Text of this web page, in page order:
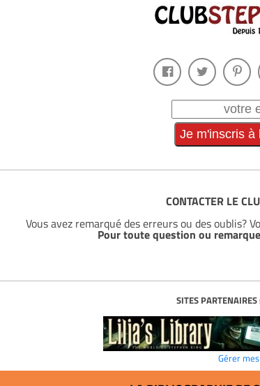
CONTACTER LE
Vous avez remarqué des erreurs ou des oublis?
Pour toute question ou remarque
SITES
Gérer